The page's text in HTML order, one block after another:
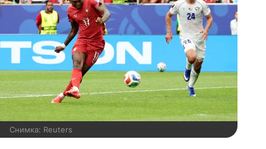
Снимка: Reuters